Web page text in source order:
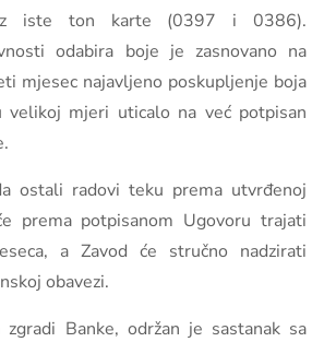
iste ton karte (0397 i 0386).
odabira boje je zasnovano na
mjesec najavljeno poskupljenje boja
velikoj mjeri uticalo na već potpisan
ostali radovi teku prema utvrđenoj
prema potpisanom Ugovoru trajati
a Zavod će stručno nadzirati
obavezi.
zgradi Banke, održan je sastanak sa